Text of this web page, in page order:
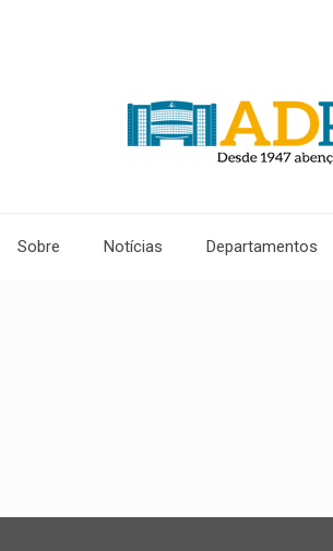
Sobre Notícias Departamentos